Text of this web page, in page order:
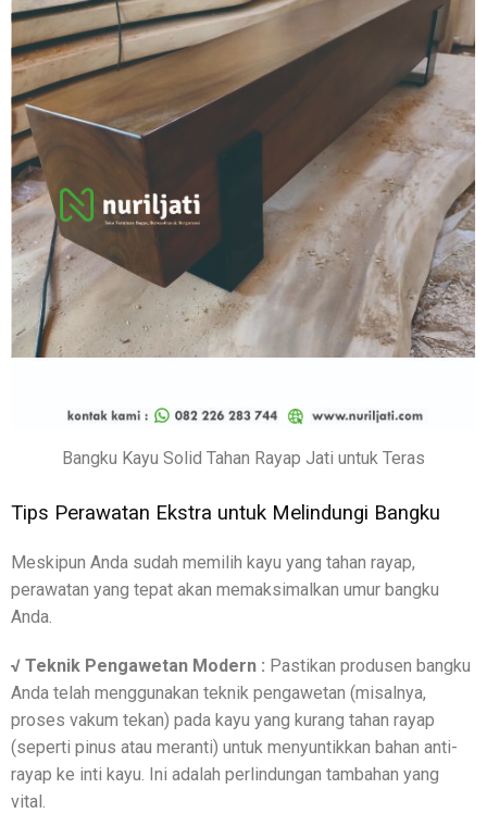
Bangku Kayu Solid Tahan Rayap Jati untuk Teras
Tips Perawatan Ekstra untuk Melindungi Bangku
Meskipun Anda sudah memilih kayu yang tahan rayap,
perawatan yang tepat akan memaksimalkan umur bangku
Anda.
√ Teknik Pengawetan Modern : Pastikan produsen bangku
Anda telah menggunakan teknik pengawetan (misalnya,
proses vakum tekan) pada kayu yang kurang tahan rayap
(seperti pinus atau meranti) untuk menyuntikkan bahan anti-
rayap ke inti kayu. Ini adalah perlindungan tambahan yang
vital.